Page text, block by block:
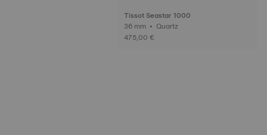
Tissot Seastar 1000
36 mm • Quartz
475,00 €